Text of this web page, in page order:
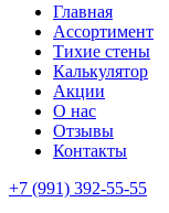
Главная
Ассортимент
Тихие стены
Калькулятор
Акции
О нас
Отзывы
Контакты
+7 (991) 392-55-55